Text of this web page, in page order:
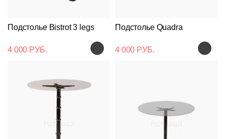
Подстолье Bistrot 3 legs
4 000 РУБ.
Подстолье Quadra
4 000 РУБ.